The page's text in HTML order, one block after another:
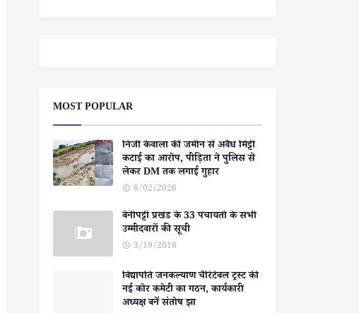
MOST POPULAR
निजी केवाला की जमीन से अवैध मिट्टी
कटाई का आरोप, पीड़िता ने पुलिस से
लेकर DM तक लगाई गुहार
8/02/2026
बेनीपट्टी प्रखंड के 33 पंचायतों के सभी
उम्मीदवारों की सूची
3/19/2016
विद्यापति जनकल्याण चैरिटेबल ट्रस्ट की
नई कोर कमेटी का गठन, कार्यकारी
अध्यक्ष बनें संतोष झा